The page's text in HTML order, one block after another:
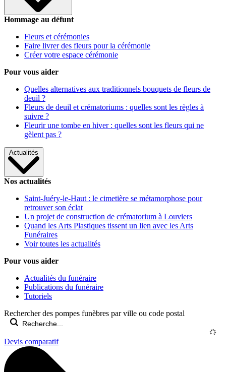
Hommage au défunt
Fleurs et cérémonies
Faire livrer des fleurs pour la cérémonie
Créer votre espace cérémonie
Pour vous aider
Quelles alternatives aux traditionnels bouquets de fleurs de
deuil ?
Fleurs de deuil et crématoriums : quelles sont les règles à
suivre ?
Fleurir une tombe en hiver : quelles sont les fleurs qui ne
gèlent pas ?
Actualités
Nos actualités
Saint-Juéry-le-Haut : le cimetière se métamorphose pour
retrouver son éclat
Un projet de construction de crématorium à Louviers
Quand les Arts Plastiques tissent un lien avec les Arts
Funéraires
Voir toutes les actualités
Pour vous aider
Actualités du funéraire
Publications du funéraire
Tutoriels
Rechercher des pompes funèbres par ville ou code postal
Devis comparatif